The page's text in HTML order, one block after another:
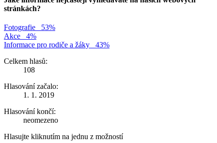
stránkách?
Fotografie
53%
Akce
4%
Informace pro rodiče a žáky
43%
Celkem hlasů:
108
Hlasování začalo:
1. 1. 2019
Hlasování končí:
neomezeno
Hlasujte kliknutím na jednu z možností